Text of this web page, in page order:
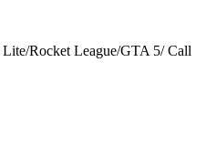
Rocket League/GTA 5/ Call